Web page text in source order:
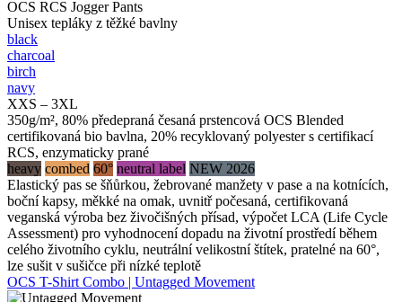
OCS RCS Jogger Pants
Unisex tepláky z těžké bavlny
black
charcoal
birch
navy
XXS – 3XL
350g/m², 80% předepraná česaná prstencová OCS Blended
certifikovaná bio bavlna, 20% recyklovaný polyester s certifikací
RCS, enzymaticky prané
heavy combed 60° neutral label NEW 2026
Elastický pas se šňůrkou, žebrované manžety v pase a na kotnících,
boční kapsy, měkké na omak, uvnitř počesaná, certifikovaná
veganská výroba bez živočišných přísad, výpočet LCA (Life Cycle
Assessment) pro vyhodnocení dopadu na životní prostředí během
celého životního cyklu, neutrální velikostní štítek, pratelné na 60°,
lze sušit v sušičce při nízké teplotě
OCS T-Shirt Combo | Untagged Movement